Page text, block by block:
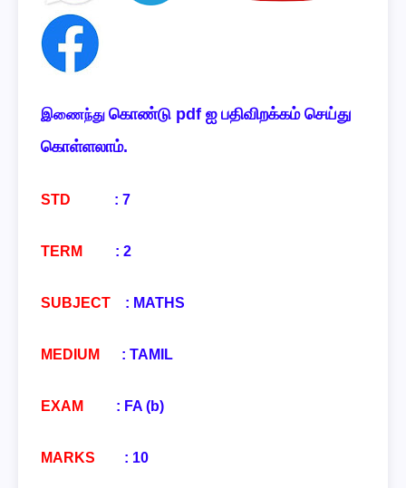
இணைந்து கொண்டு pdf ஐ பதிவிறக்கம் செய்து
கொள்ளலாம்.
STD : 7
TERM : 2
SUBJECT : MATHS
MEDIUM : TAMIL
EXAM : FA (b)
MARKS : 10